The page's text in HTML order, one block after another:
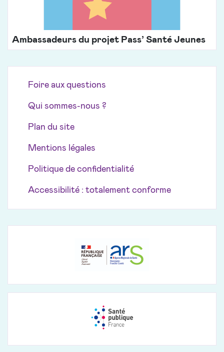
Ambassadeurs du projet Pass’ Santé Jeunes
Foire aux questions
Qui sommes-nous ?
Plan du site
Mentions légales
Politique de confidentialité
Accessibilité : totalement conforme